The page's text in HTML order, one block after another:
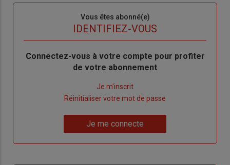
Vous êtes abonné(e)
IDENTIFIEZ-VOUS
Body
Connectez-vous à votre compte pour profiter
de votre abonnement
Je m'inscrit
de
Réinitialiser votre mot de passe
me
Je me connecte